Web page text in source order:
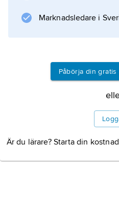
Marknadsledare i
Påbörja din
Är du lärare? Starta din